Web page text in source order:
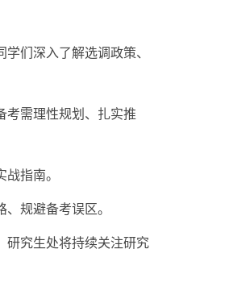
们深入了解选调政策、
考需理性规划、扎实推
指南。
规避备考误区。
研究生处将持续关注研究